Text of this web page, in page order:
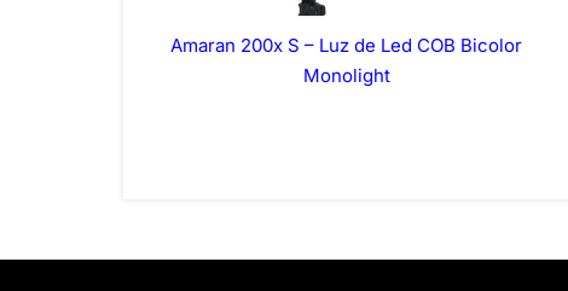
Amaran 200x S – Luz de Led COB Bicolor
Monolight